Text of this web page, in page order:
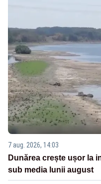
7 aug. 2026, 14:03
Dunărea crește ușor la
sub media lunii august